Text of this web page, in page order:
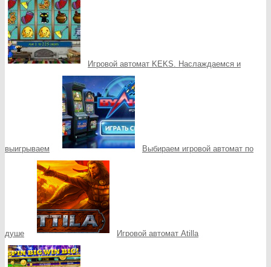
Игровой автомат KEKS. Наслаждаемся и
выигрываем Выбираем игровой автомат по
душе Игровой автомат Atilla